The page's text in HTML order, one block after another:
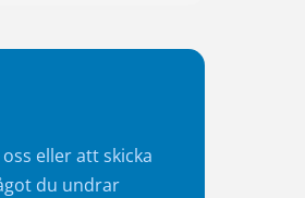
eller att skicka
du undrar